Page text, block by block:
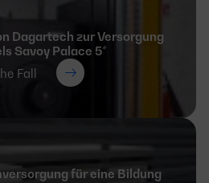
Dagartech zur Versorgung
Savoy Palace 5*
Fall
für eine Bildung